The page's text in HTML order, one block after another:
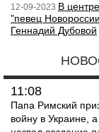
12-09-2023 В
"певец
Геннадий Дубовой
11:08
Папа Римский
войну в Украине,